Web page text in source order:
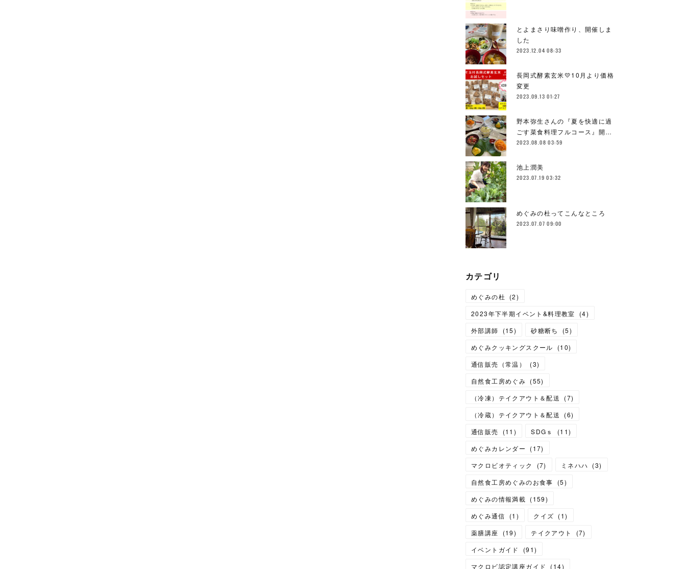
とよまさり味噌作り、開催しま
した
2023.12.04 08:33
長岡式酵素玄米💛10月より価格
変更
2023.09.13 01:27
野本弥生さんの『夏を快適に過
ごす菜食料理フルコース』開…
2023.08.08 03:59
池上潤美
2023.07.19 03:32
めぐみの杜ってこんなところ
2023.07.07 09:00
カテゴリ
めぐみの杜 (2)
2023年下半期イベント&料理教室
(4)
外部講師
(15) 砂糖断ち (5)
めぐみクッキングスクール
(10)
通信販売（常温）
(3)
自然食工房めぐみ (55)
（冷凍）テイクアウト＆配送
(7)
（冷蔵）テイクアウト＆配送
(6)
通信販売
(11 ) SDGｓ (11)
めぐみカレンダー
(17)
マクロビオティック
(7) ミネハハ (3)
自然食工房めぐみのお食事
(5)
めぐみの情報満載 (159)
めぐみ通信
(1 ) クイズ (1)
薬膳講座
(19) テイクアウト (7)
イベントガイド
(91)
マクロビ認定講座ガイド
(14)